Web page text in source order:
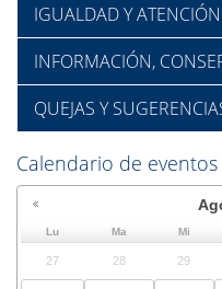
IGUALDAD Y
INFORMACIÓN,
QUEJAS Y
Calendario de eventos
Lu Ma Mi
27 28 29